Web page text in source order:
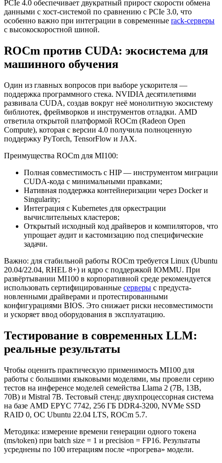
PCIe 4.0 обеспечивает двукратный прирост скорости обмена
данными с хост-системой по сравнению с PCIe 3.0, что
особенно важно при интеграции в современные rack-серверы
с высокоскоростной шиной.
ROCm против CUDA: экосистема для
машинного обучения
Один из главных вопросов при выборе ускорителя —
поддержка программного стека. NVIDIA десятилетиями
развивала CUDA, создав вокруг неё монолитную экосистему
библиотек, фреймворков и инструментов отладки. AMD
ответила открытой платформой ROCm (Radeon Open
Compute), которая с версии 4.0 получила полноценную
поддержку PyTorch, TensorFlow и JAX.
Преимущества ROCm для MI100:
Полная совместимость с HIP — инструментом миграции
CUDA-кода с минимальными правками;
Нативная поддержка контейнеризации через Docker и
Singularity;
Интеграция с Kubernetes для оркестрации
вычислительных кластеров;
Открытый исходный код драйверов и компиляторов, что
упрощает аудит и кастомизацию под специфические
задачи.
Важно: для стабильной работы ROCm требуется Linux (Ubuntu
20.04/22.04, RHEL 8+) и ядро с поддержкой IOMMU. При
развёртывании MI100 в корпоративной среде рекомендуется
использовать сертифицированные серверы с предуста-
новленными драйверами и протестированными
конфигурациями BIOS. Это снижает риски несовместимости
и ускоряет ввод оборудования в эксплуатацию.
Тестирование в современных LLM:
реальные результаты
Чтобы оценить практическую применимость MI100 для
работы с большими языковыми моделями, мы провели серию
тестов на инференсе моделей семейства Llama 2 (7B, 13B,
70B) и Mistral 7B. Тестовый стенд: двухпроцессорная система
на базе AMD EPYC 7742, 256 ГБ DDR4-3200, NVMe SSD
RAID 0, ОС Ubuntu 22.04 LTS, ROCm 5.7.
Методика: измерение времени генерации одного токена
(ms/token) при batch size = 1 и precision = FP16. Результаты
усреднены по 100 итерациям после «прогрева» модели.